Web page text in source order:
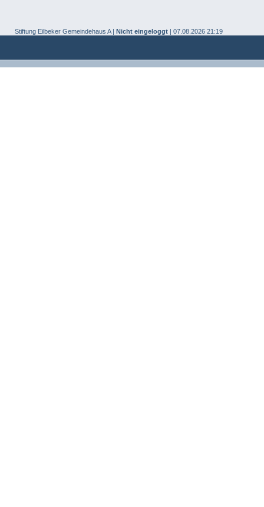
Stiftung Eilbeker Gemeindehaus A | Nicht eingeloggt | 07.08.2026 21:19